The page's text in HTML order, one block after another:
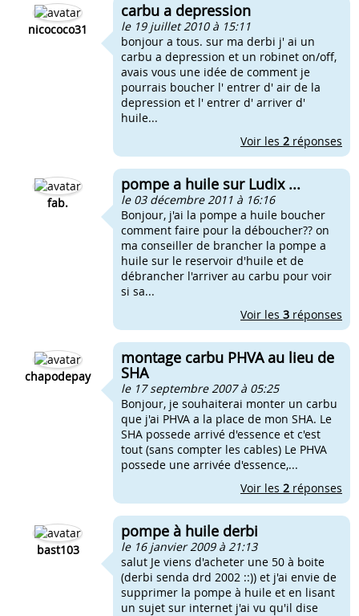
nicococo31
carbu a depression
le 19 juillet 2010 à 15:11
bonjour a tous. sur ma derbi j' ai un
carbu a depression et un robinet on/off,
avais vous une idée de comment je
pourrais boucher l' entrer d' air de la
depression et l' entrer d' arriver d'
huile...
Voir les 2 réponses
fab.
pompe a huile sur Ludix ...
le 03 décembre 2011 à 16:16
Bonjour, j'ai la pompe a huile boucher
comment faire pour la déboucher?? on
ma conseiller de brancher la pompe a
huile sur le reservoir d'huile et de
débrancher l'arriver au carbu pour voir
si sa...
Voir les 3 réponses
chapodepay
montage carbu PHVA au lieu de
SHA
le 17 septembre 2007 à 05:25
Bonjour, je souhaiterai monter un carbu
que j'ai PHVA a la place de mon SHA. Le
SHA possede arrivé d'essence et c'est
tout (sans compter les cables) Le PHVA
possede une arrivée d'essence,...
Voir les 2 réponses
bast103
pompe à huile derbi
le 16 janvier 2009 à 21:13
salut Je viens d'acheter une 50 à boite
(derbi senda drd 2002 ::)) et j'ai envie de
supprimer la pompe à huile et en lisant
un sujet sur internet j'ai vu qu'il dise